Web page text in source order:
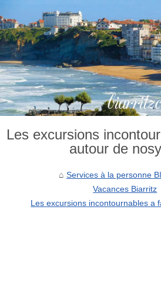
Les excursions
autour de
Services à la personne
Vacances Biarritz
Les excursions incontournables a